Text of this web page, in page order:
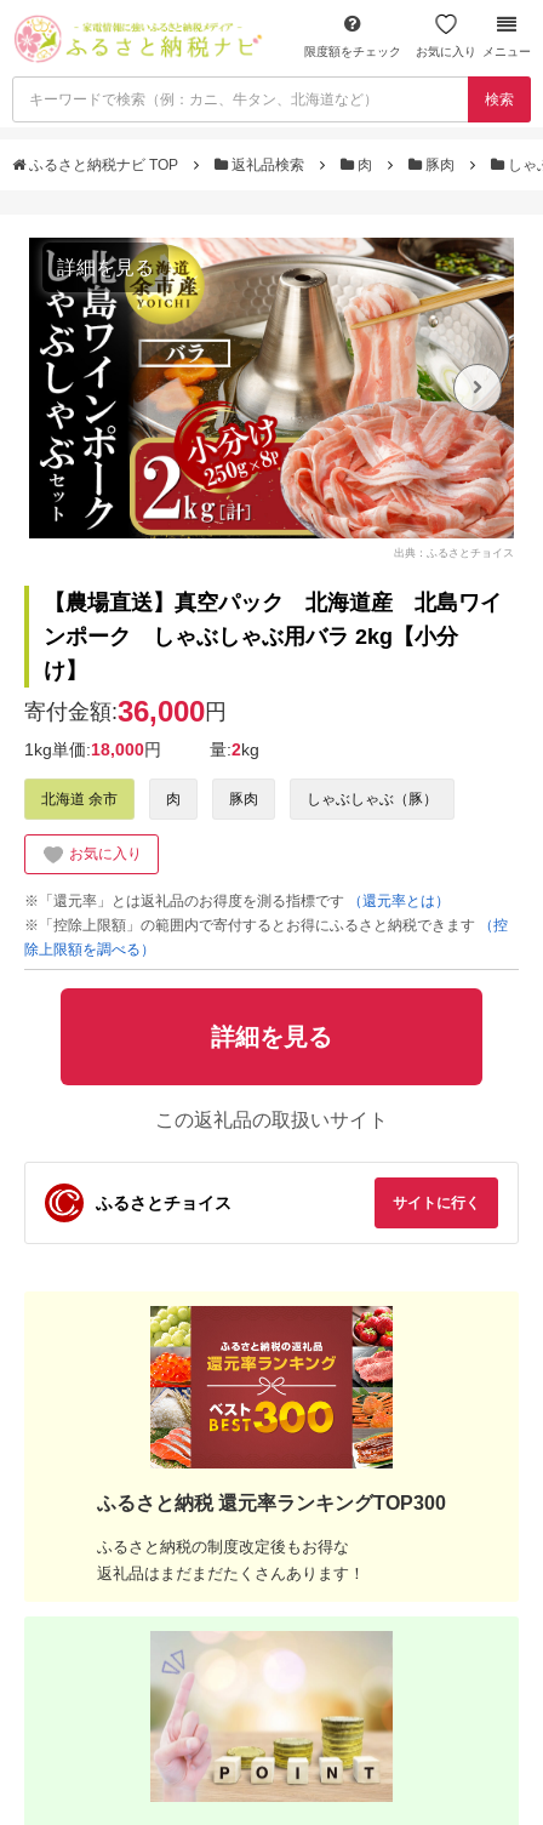
限度額をチェック お気に入り メニュー
検索
ふるさと納税ナビ TOP 返礼品検索 肉 豚肉 しゃ
詳細を見る
出典：ふるさとチョイス
【農場直送】真空パック 北海道産 北島ワイ
ンポーク しゃぶしゃぶ用バラ 2kg【小分
け】
寄付金額:36,000円
1kg単価:18,000円 量:2kg
北海道 余市 肉 豚肉 しゃぶしゃぶ（豚）
お気に入り
※「還元率」とは返礼品のお得度を測る指標です
（還元率とは）
※「控除上限額」の範囲内で寄付するとお得にふるさと納税できます
（控
除上限額を調べる）
詳細を見る
この返礼品の取扱いサイト
ふるさとチョイス サイトに行く
ふるさと納税 還元率ランキングTOP300
ふるさと納税の制度改定後もお得な
返礼品はまだまだたくさんあります！